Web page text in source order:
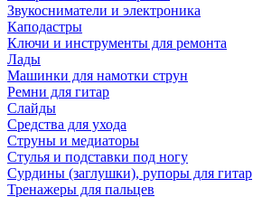
Звукосниматели и электроника
Каподастры
Ключи и инструменты для ремонта
Лады
Машинки для намотки струн
Ремни для гитар
Слайды
Средства для ухода
Струны и медиаторы
Стулья и подставки под ногу
Сурдины (заглушки), рупоры для гитар
Тренажеры для пальцев